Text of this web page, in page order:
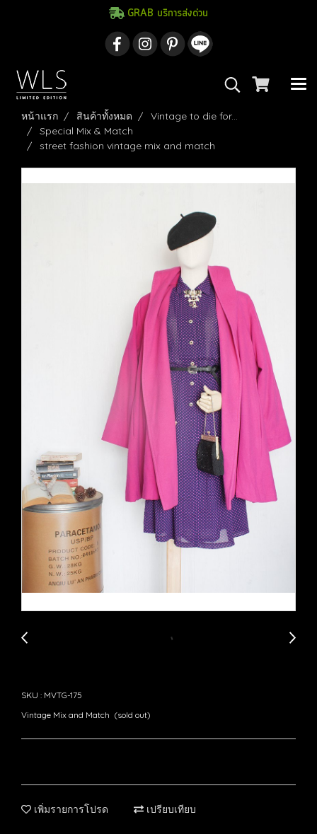
GRAB บริการส่งด่วน
หน้าแรก สินค้าทั้งหมด
Vintage to die for...
Special Mix & Match
street fashion vintage mix and match
SKU : MVTG-175
Vintage Mix and Match (sold out)
เพิ่มรายการโปรด เปรียบเทียบ